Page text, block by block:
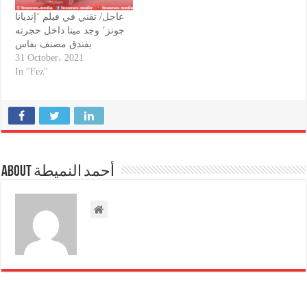
عاجل/ تقني في فيلم ‘إنديانا
جونز’ وجد ميتا داخل حجرته
بفندق مصنف بفاس
31 October، 2021
In "Fez"
About أحمد النميطة